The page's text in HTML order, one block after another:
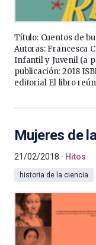
Título: Cuentos de
Autoras: Francesca
Infantil y Juvenil (a
publicación: 2018
editorial El libro
Mujeres de
21/02/2018 Hitos
historia de la ciencia